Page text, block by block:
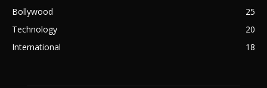
Bollywood
25
Technology
20
International
18